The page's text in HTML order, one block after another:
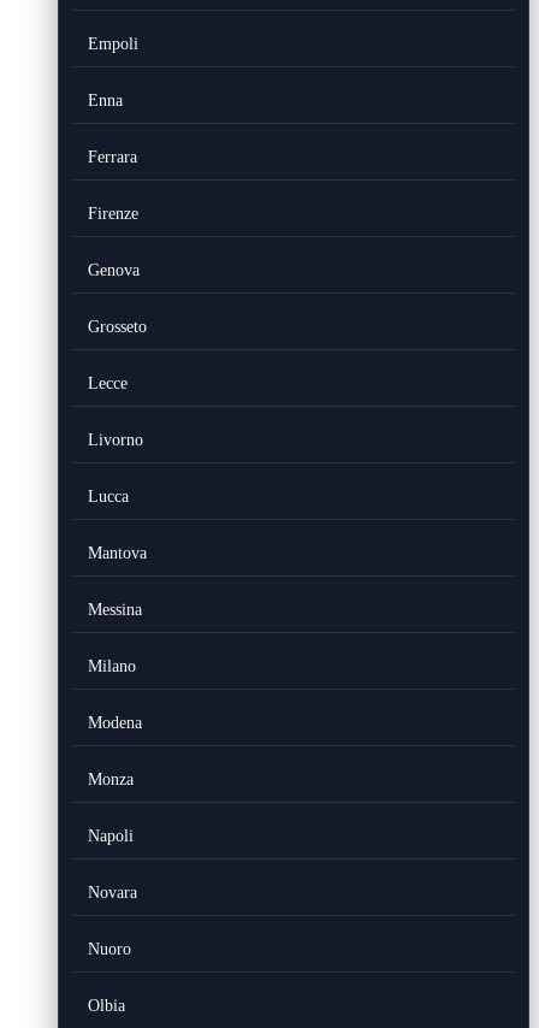
Empoli
Enna
Ferrara
Firenze
Genova
Grosseto
Lecce
Livorno
Lucca
Mantova
Messina
Milano
Modena
Monza
Napoli
Novara
Nuoro
Olbia